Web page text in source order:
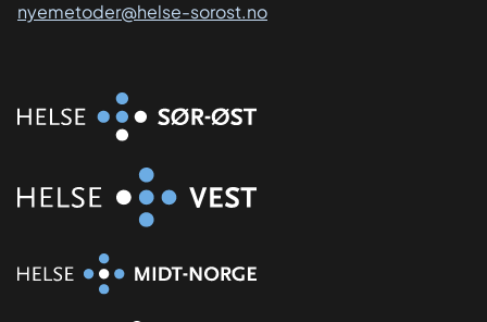
nyemetoder@helse-sorost.no
Organisasjon